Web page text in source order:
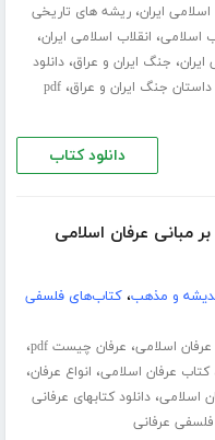
اسلامی ایران،ریشه های تاریخی
اسلامی، انقلاب اسلامی ایران،
، جنگ ایران و عراق،دانلود
داستان جنگ ایران و عراق،pdf
دانلود کتاب
مبانی عرفان اسلامی
و مذهب،کتاب‌های فلسفی
عرفان اسلامی، عرفان چیست pdf ،
کتاب عرفان اسلامی، انواع عرفان،
اسلامی،دانلود کتابهای عرفانی
فلسفی عرفانی